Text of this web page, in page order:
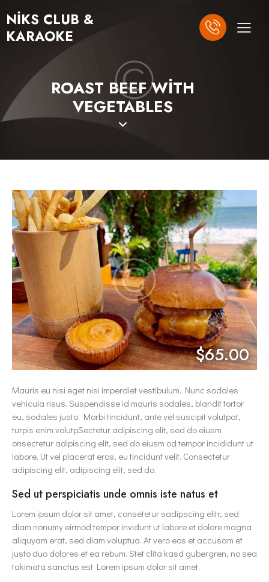
NIKS CLUB &
KARAOKE
ROAST BEEF WITH
VEGETABLES
$65.00
Mauris eu nisi eget nisi imperdiet vestibulum. Nunc sodales
vehicula risus. Suspendisse id mauris sodales, blandit tortor
eu, sodales justo. Morbi tincidunt, ante vel suscipit volutpat,
turpis enim volutpSectetur adipiscing elit, sed do eiusm
onsectetur adipiscing elit, sed do eiusm od tempor incididunt ut
labore. Ut vel placerat eros, eu tincidunt velit. Consectetur
adipiscing elit, adipiscing elit, sed do.
Sed ut perspiciatis unde omnis iste natus et
Lorem ipsum dolor sit amet, consetetur sadipscing elitr, sed
diam nonumy eirmod tempor invidunt ut labore et dolore magna
aliquyam erat, sed diam voluptua. At vero eos et accusam et
justo duo dolores et ea rebum. Stet clita kasd gubergren, no sea
takimata sanctus est Lorem ipsum dolor sit amet.